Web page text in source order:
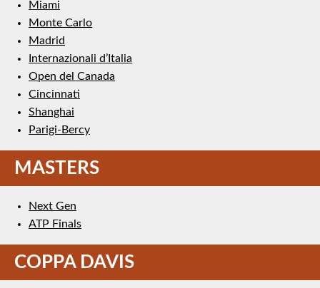
Miami
Monte Carlo
Madrid
Internazionali d’Italia
Open del Canada
Cincinnati
Shanghai
Parigi-Bercy
MASTERS
Next Gen
ATP Finals
COPPA DAVIS